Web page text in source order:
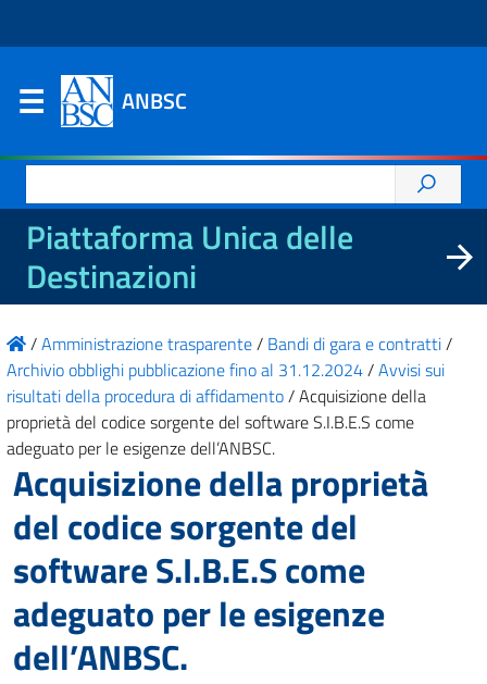
ANBSC
per:
Piattaforma Unica delle
Destinazioni
/Amministrazione trasparente/ Bandi di gara e contratti/
Archivio obblighi pubblicazione fino al 31.12.2024/Avvisi sui
risultati della procedura di affidamento/Acquisizione della
proprietà del codice sorgente del software S.I.B.E.S come
adeguato per le esigenze dell’ANBSC.
Acquisizione della proprietà
del codice sorgente del
software S.I.B.E.S come
adeguato per le esigenze
dell’ANBSC.